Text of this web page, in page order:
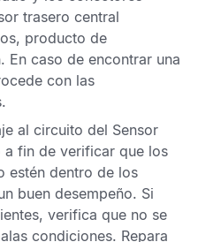
trasero central
producto de
En caso de encontrar una
con las
al circuito del Sensor
a fin de verificar que los
estén dentro de los
buen desempeño. Si
verifica que no se
condiciones. Repara